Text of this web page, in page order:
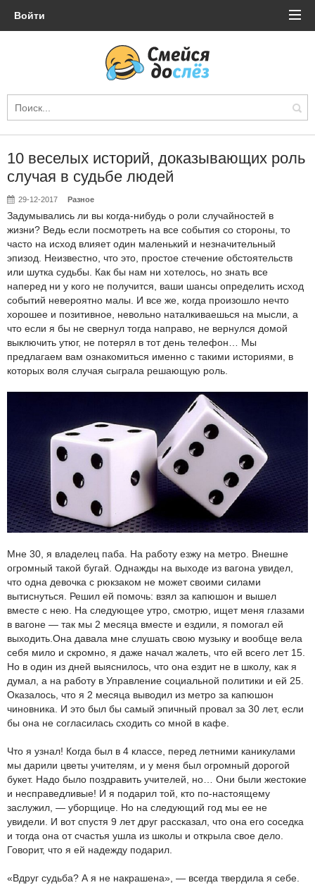
Войти
10 веселых историй, доказывающих роль
случая в судьбе людей
29-12-2017 Разное
Задумывались ли вы когда-нибудь о роли случайностей в
жизни? Ведь если посмотреть на все события со стороны, то
часто на исход влияет один маленький и незначительный
эпизод. Неизвестно, что это, простое стечение обстоятельств
или шутка судьбы. Как бы нам ни хотелось, но знать все
наперед ни у кого не получится, ваши шансы определить исход
событий невероятно малы. И все же, когда произошло нечто
хорошее и позитивное, невольно наталкиваешься на мысли, а
что если я бы не свернул тогда направо, не вернулся домой
выключить утюг, не потерял в тот день телефон… Мы
предлагаем вам ознакомиться именно с такими историями, в
которых воля случая сыграла решающую роль.
Мне 30, я владелец паба. На работу езжу на метро. Внешне
огромный такой бугай. Однажды на выходе из вагона увидел,
что одна девочка с рюкзаком не может своими силами
вытиснуться. Решил ей помочь: взял за капюшон и вышел
вместе с нею. На следующее утро, смотрю, ищет меня глазами
в вагоне — так мы 2 месяца вместе и ездили, я помогал ей
выходить.Она давала мне слушать свою музыку и вообще вела
себя мило и скромно, я даже начал жалеть, что ей всего лет 15.
Но в один из дней выяснилось, что она ездит не в школу, как я
думал, а на работу в Управление социальной политики и ей 25.
Оказалось, что я 2 месяца выводил из метро за капюшон
чиновника. И это был бы самый эпичный провал за 30 лет, если
бы она не согласилась сходить со мной в кафе.
Что я узнал! Когда был в 4 классе, перед летними каникулами
мы дарили цветы учителям, и у меня был огромный дорогой
букет. Надо было поздравить учителей, но… Они были жестокие
и несправедливые! И я подарил той, кто по-настоящему
заслужил, — уборщице. Но на следующий год мы ее не
увидели. И вот спустя 9 лет друг рассказал, что она его соседка
и тогда она от счастья ушла из школы и открыла свое дело.
Говорит, что я ей надежду подарил.
«Вдруг судьба? А я не накрашена», — всегда твердила я себе.